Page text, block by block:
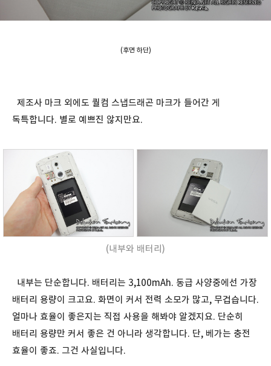
(후면 하단)
제조사 마크 외에도 퀄컴 스냅드래곤 마크가 들어간 게
독특합니다. 별로 예쁘진 않지만요.
(내부와 배터리)
내부는 단순합니다. 배터리는 3,100mAh. 동급 사양중에선 가장
배터리 용량이 크고요. 화면이 커서 전력 소모가 많고, 무겁습니다.
얼마나 효율이 좋은지는 직접 사용을 해봐야 알겠지요. 단순히
배터리 용량만 커서 좋은 건 아니라 생각합니다. 단, 베가는 충전
효율이 좋죠. 그건 사실입니다.